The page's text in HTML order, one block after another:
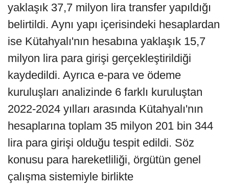
yaklaşık 37,7 milyon lira transfer yapıldığı
belirtildi. Aynı yapı içerisindeki hesaplardan
ise Kütahyalı'nın hesabına yaklaşık 15,7
milyon lira para girişi gerçekleştirildiği
kaydedildi. Ayrıca e-para ve ödeme
kuruluşları analizinde 6 farklı kuruluştan
2022-2024 yılları arasında Kütahyalı'nın
hesaplarına toplam 35 milyon 201 bin 344
lira para girişi olduğu tespit edildi. Söz
konusu para hareketliliği, örgütün genel
çalışma sistemiyle birlikte